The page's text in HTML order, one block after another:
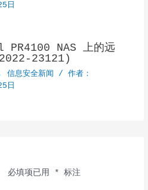
日
NAS 上的远
23121)
信息安全新闻 / 作者：
日
必填项已用 * 标注